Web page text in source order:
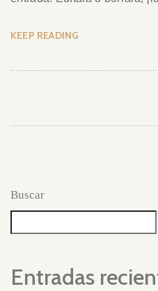
KEEP READING
Buscar
Entradas